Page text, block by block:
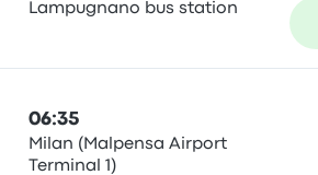
Lampugnano bus station
06:35
Milan (Malpensa Airport
Terminal 1)